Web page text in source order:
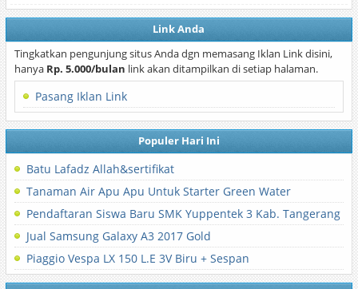
Link Anda
Tingkatkan pengunjung situs Anda dgn memasang Iklan Link disini,
hanya Rp. 5.000/bulan link akan ditampilkan di setiap halaman.
Pasang Iklan Link
Populer Hari Ini
Batu Lafadz Allah&sertifikat
Tanaman Air Apu Apu Untuk Starter Green Water
Pendaftaran Siswa Baru SMK Yuppentek 3 Kab. Tangerang
Jual Samsung Galaxy A3 2017 Gold
Piaggio Vespa LX 150 L.E 3V Biru + Sespan